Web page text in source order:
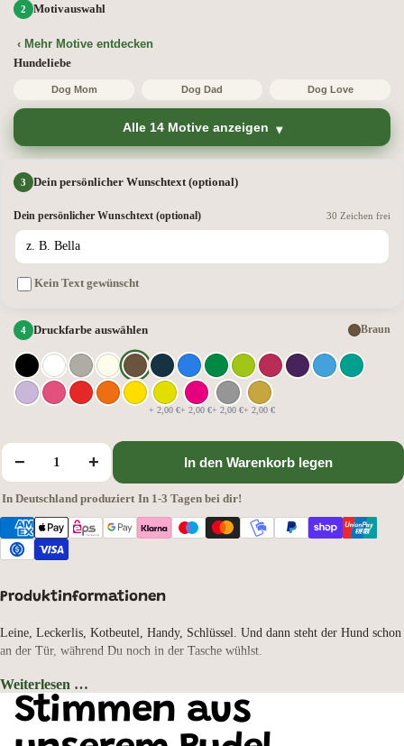
Motivauswahl
‹ Mehr Motive entdecken
Hundeliebe
Dog Mom Dog Dad Dog Love
Alle 14 Motive anzeigen
Dein persönlicher Wunschtext (optional)
Dein persönlicher Wunschtext (optional) 30 Zeichen frei
Kein Text gewünscht
Druckfarbe auswählen Braun
+ 2,00 €+ 2,00 €+ 2,00 €+ 2,00 €
− + In den Warenkorb legen
In Deutschland produziert In 1-3 Tagen bei dir!
Produktinformationen
Leine, Leckerlis, Kotbeutel, Handy, Schlüssel. Und dann steht der Hund schon
an der Tür, während Du noch in der Tasche wühlst.
Diese Canvas Messenger Bag räumt damit auf. 14 Liter, mehrere Fächer mit
Reißverschluss, zwei Beuteltaschen auf der Rückseite. Jedes Ding hat seinen
Platz, und Du findest den Kotbeutel auch dann, wenn es schnell gehen muss.
Weiterlesen …
Taschenfarbe: Sahara, Motivauswahl: American Cocker Spaniel
Stimmen aus